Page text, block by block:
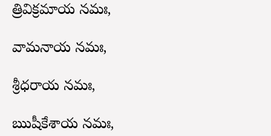
త్రివిక్రమాయ నమః,
వామనాయ నమః,
శ్రీధరాయ నమః,
ఋషీకేశాయ నమః,